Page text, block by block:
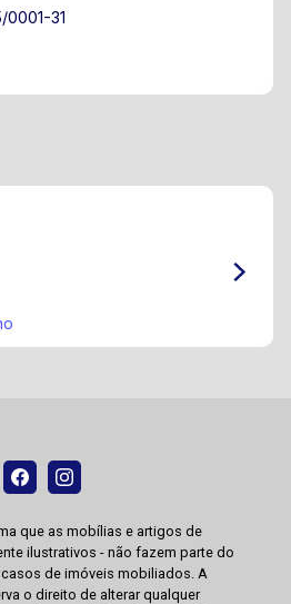
0001-31
que as mobílias e artigos de
ilustrativos - não fazem parte do
de imóveis mobiliados. A
o direito de alterar qualquer